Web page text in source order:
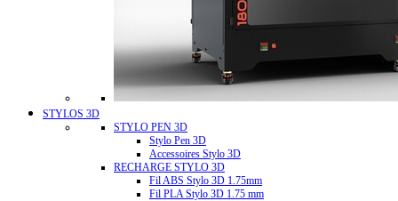
STYLOS 3D
STYLO PEN 3D
Stylo Pen 3D
Accessoires Stylo 3D
RECHARGE STYLO 3D
Fil ABS Stylo 3D 1.75mm
Fil PLA Stylo 3D 1.75 mm